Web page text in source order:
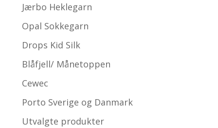
Jærbo Heklegarn
Opal Sokkegarn
Drops Kid Silk
Blåfjell/ Månetoppen
Cewec
Porto Sverige og Danmark
Utvalgte produkter